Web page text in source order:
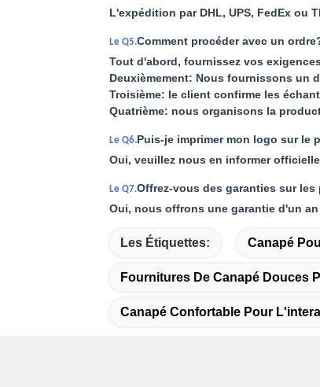
L'expédition par DHL, UPS, FedEx ou
Le Q5.Comment procéder avec un
Tout d'abord, fournissez vos
Deuxièmement: Nous fournissons un
Troisième: le client confirme les
Quatrième: nous organisons la
Le Q6.Puis-je imprimer mon logo sur le
Oui, veuillez nous en informer
Le Q7.Offrez-vous des garanties sur les
Oui, nous offrons une garantie d'un
Les Étiquettes: Canapé
Fournitures De Canapé Douces
Canapé Confortable Pour